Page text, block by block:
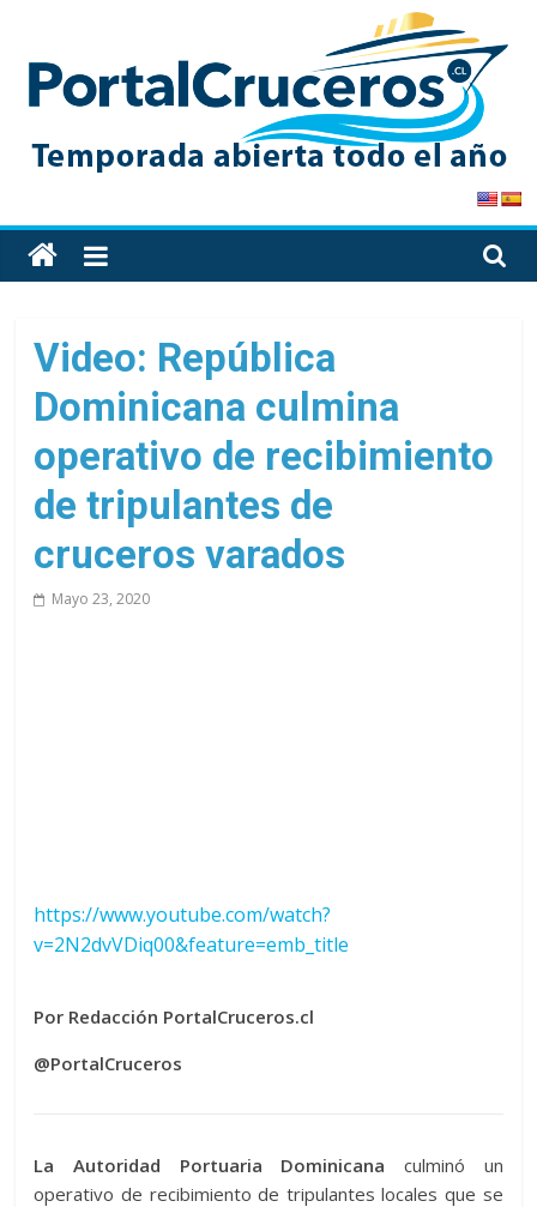
content
PortalCruceros
Toda
la
de
cruceros
en
un
solo
sitio
Video: República
Dominicana culmina
operativo de recibimiento
de tripulantes de
cruceros varados
Mayo 23, 2020
https://www.youtube.com/watch?
v=2N2dvVDiq00&feature=emb_title
Por Redacción PortalCruceros.cl
@PortalCruceros
La Autoridad Portuaria Dominicana culminó un
operativo de recibimiento de tripulantes locales que se